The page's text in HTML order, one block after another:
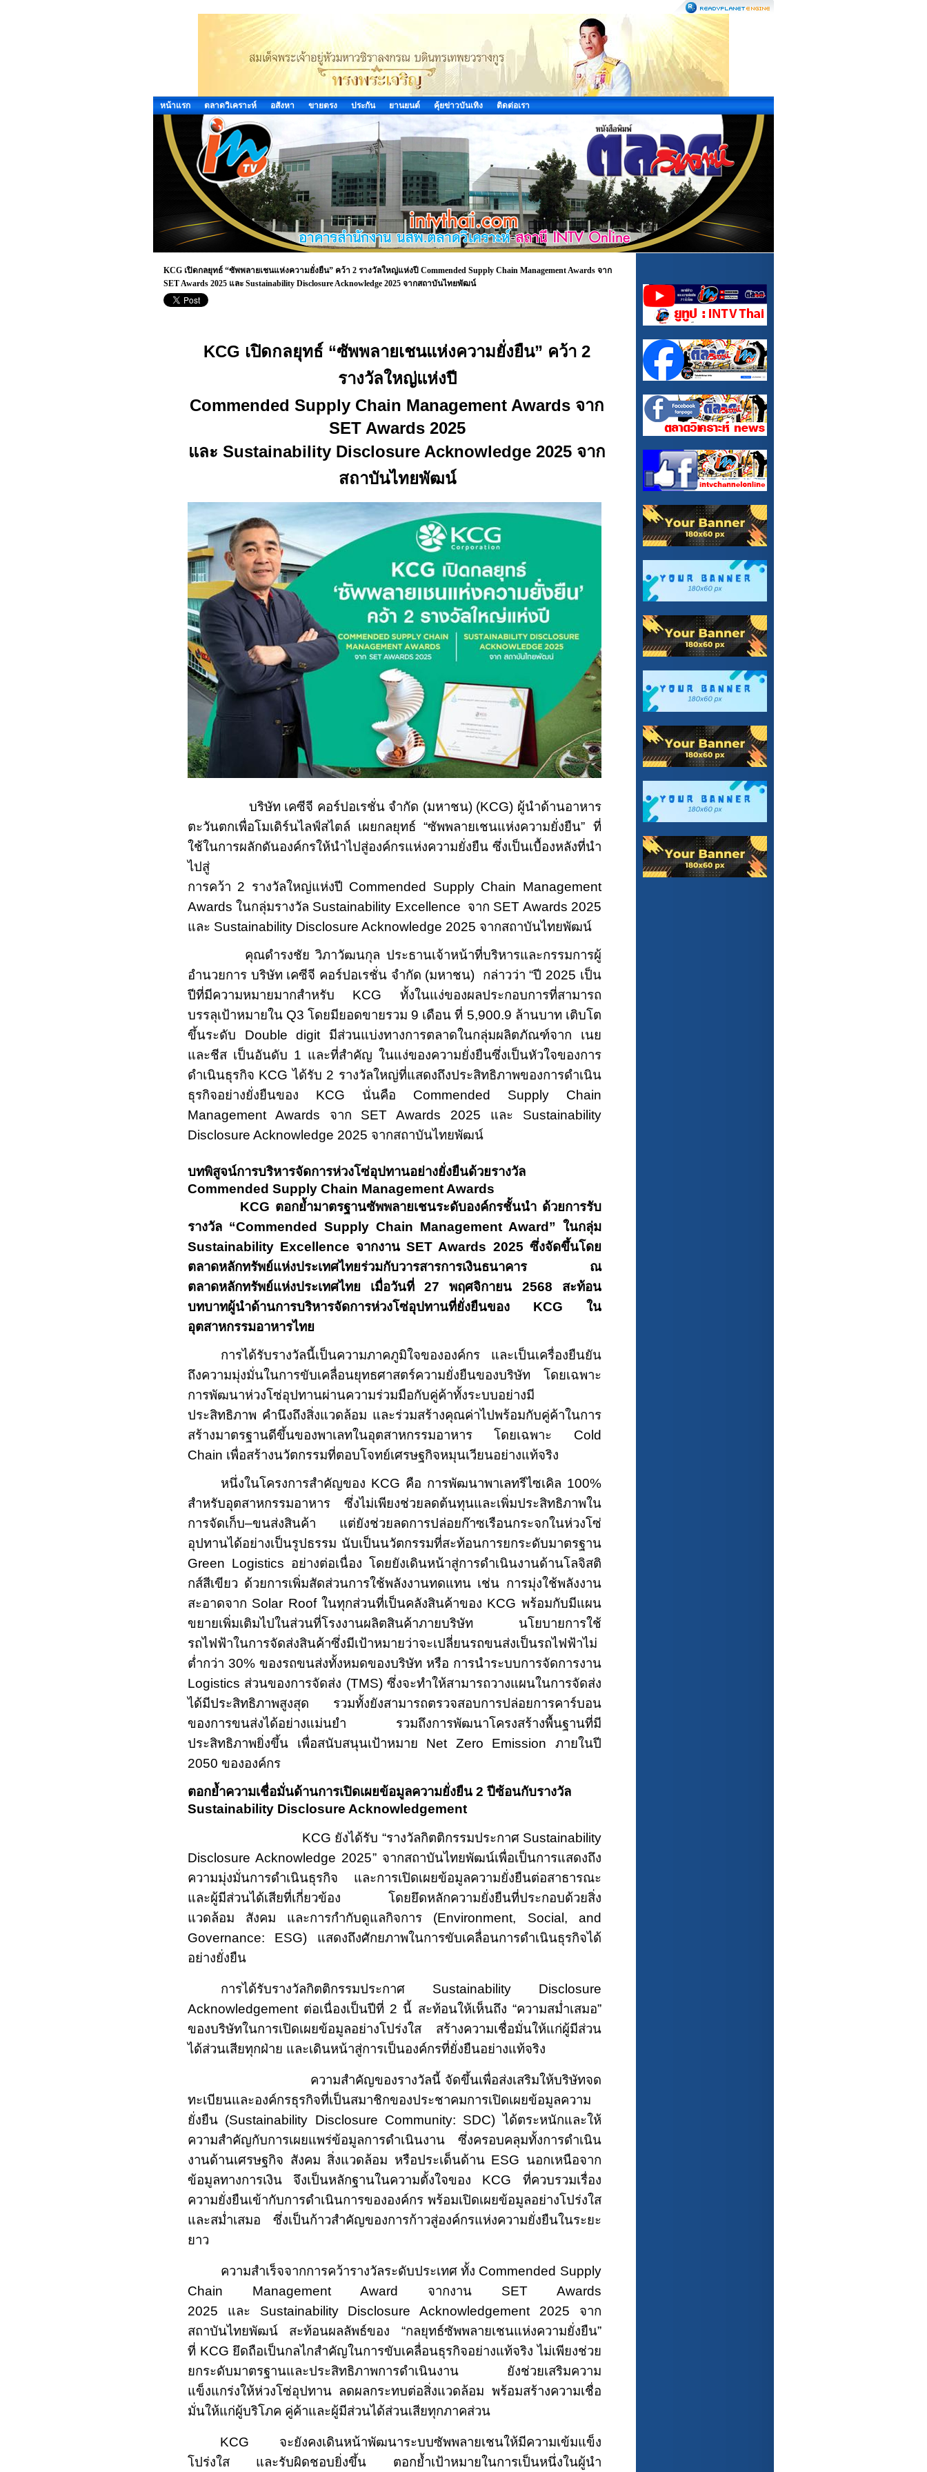
หน้าแรก ตลาดวิเคราะห์ อสังหา ขายตรง ประกัน ยานยนต์ คุ้ยข่าวบันเทิง ติดต่อเรา
KCG เปิดกลยุทธ์ “ซัพพลายเชนแห่งความยั่งยืน” คว้า 2 รางวัลใหญ่แห่งปี Commended Supply Chain Management Awards จาก
SET Awards 2025 และ Sustainability Disclosure Acknowledge 2025 จากสถาบันไทยพัฒน์
KCG เปิดกลยุทธ์ “ซัพพลายเชนแห่งความยั่งยืน” คว้า 2
รางวัลใหญ่แห่งปี
Commended Supply Chain Management Awards จาก
SET Awards2025
และ Sustainability Disclosure Acknowledge 2025 จาก
สถาบันไทยพัฒน์
บริษัท เคซีจี คอร์ปอเรชั่น จำกัด (มหาชน) (KCG) ผู้นำด้านอาหาร
ตะวันตกเพื่อโมเดิร์นไลฟ์สไตล์ เผยกลยุทธ์ “ซัพพลายเชนแห่งความยั่งยืน” ที่
ใช้ในการผลักดันองค์กรให้นำไปสู่องค์กรแห่งความยั่งยืน ซึ่งเป็นเบื้องหลังที่นำ
ไปสู่
การคว้า 2 รางวัลใหญ่แห่งปี Commended
Supply Chain Management
Awards ในกลุ่มรางวัล Sustainability Excellence จาก SET Awards 2025
และ Sustainability Disclosure Acknowledge 2025 จากสถาบันไทยพัฒน์
คุณดำรงชัย วิภาวัฒนกุล ประธานเจ้าหน้าที่บริหารและกรรมการผู้
อำนวยการ บริษัท เคซีจี คอร์ปอเรชั่น จำกัด (มหาชน) กล่าวว่า “ปี 2025 เป็น
ปีที่มีความหมายมากสำหรับ KCG ทั้งในแง่ของผลประกอบการที่สามารถ
บรรลุเป้าหมายใน Q3โดยมียอดขายรวม 9 เดือน ที่ 5,900.9 ล้านบาท เติบโต
ขึ้นระดับ Double digit มีส่วนแบ่งทางการตลาดในกลุ่มผลิตภัณฑ์จาก เนย
และชีส เป็นอันดับ 1 และที่สำคัญ ในแง่ของความยั่งยืนซึ่งเป็นหัวใจของการ
ดำเนินธุรกิจ KCGได้รับ 2 รางวัลใหญ่ที่แสดงถึงประสิทธิภาพของการดำเนิน
ธุรกิจอย่างยั่งยืนของ KCG นั่นคือ Commended
Supply Chain
Management Awards จาก SET Awards 2025 และ Sustainability
Disclosure Acknowledge 2025 จากสถาบันไทยพัฒน์
บทพิสูจน์การบริหารจัดการห่วงโซ่อุปทานอย่างยั่งยืนด้วยรางวัล
Commended Supply Chain Management Awards
KCG ตอกย้ำมาตรฐานซัพพลายเชนระดับองค์กรชั้นนำ ด้วยการรับ
รางวัล “Commended Supply Chain Management Award” ในกลุ่ม
Sustainability Excellence จากงาน SET Awards 2025 ซึ่งจัดขึ้นโดย
ตลาดหลักทรัพย์แห่งประเทศไทยร่วมกับวารสารการเงินธนาคาร ณ
ตลาดหลักทรัพย์แห่งประเทศไทย เมื่อวันที่27พฤศจิกายน 2568 สะท้อน
บทบาทผู้นำด้านการบริหารจัดการห่วงโซ่อุปทานที่ยั่งยืนของ KCG ใน
อุตสาหกรรมอาหารไทย
การได้รับรางวัลนี้เป็นความภาคภูมิใจขององค์กร และเป็นเครื่องยืนยัน
ถึงความมุ่งมั่นในการขับเคลื่อนยุทธศาสตร์ความยั่งยืนของบริษัท โดยเฉพาะ
การพัฒนาห่วงโซ่อุปทานผ่านความร่วมมือกับคู่ค้าทั้งระบบอย่างมี
ประสิทธิภาพ คำนึงถึงสิ่งแวดล้อม และร่วมสร้างคุณค่าไปพร้อมกับคู่ค้าในการ
สร้างมาตรฐานดีขึ้นของพาเลทในอุตสาหกรรมอาหาร โดยเฉพาะ Cold
Chain เพื่อสร้างนวัตกรรมที่ตอบโจทย์เศรษฐกิจหมุนเวียนอย่างแท้จริง
หนึ่งในโครงการสำคัญของ KCG คือ การพัฒนาพาเลทรีไซเคิล 100%
สำหรับอุตสาหกรรมอาหาร ซึ่งไม่เพียงช่วยลดต้นทุนและเพิ่มประสิทธิภาพใน
การจัดเก็บ–ขนส่งสินค้า แต่ยังช่วยลดการปล่อยก๊าซเรือนกระจกในห่วงโซ่
อุปทานได้อย่างเป็นรูปธรรม นับเป็นนวัตกรรมที่สะท้อนการยกระดับมาตรฐาน
Green Logistics อย่างต่อเนื่อง โดยยังเดินหน้าสู่การดำเนินงานด้านโลจิสติ
กส์สีเขียว ด้วยการเพิ่มสัดส่วนการใช้พลังงานทดแทน เช่น การมุ่งใช้พลังงาน
สะอาดจาก Solar Roofในทุกส่วนที่เป็นคลังสินค้าของ KCG พร้อมกับมีแผน
ขยายเพิ่มเติมไปในส่วนที่โรงงานผลิตสินค้าภายบริษัท นโยบายการใช้
รถไฟฟ้าในการจัดส่งสินค้าซึ่งมีเป้าหมายว่าจะเปลี่ยนรถขนส่งเป็นรถไฟฟ้าไม่
ต่ำกว่า 30% ของรถขนส่งทั้งหมดของบริษัท หรือ การนำระบบการจัดการงาน
Logistics ส่วนของการจัดส่ง (TMS)ซึ่งจะทำให้สามารถวางแผนในการจัดส่ง
ได้มีประสิทธิภาพสูงสุด รวมทั้งยังสามารถตรวจสอบการปล่อยการคาร์บอน
ของการขนส่งได้อย่างแม่นยำ รวมถึงการพัฒนาโครงสร้างพื้นฐานที่มี
ประสิทธิภาพยิ่งขึ้น เพื่อสนับสนุนเป้าหมาย Net Zero Emission ภายในปี
2050 ขององค์กร
ตอกย้ำความเชื่อมั่นด้านการเปิดเผยข้อมูลความยั่งยืน 2ปีซ้อนกับรางวัล
Sustainability Disclosure Acknowledgement
KCG ยังได้รับ “รางวัลกิตติกรรมประกาศ Sustainability
Disclosure Acknowledge 2025” จากสถาบันไทยพัฒน์เพื่อเป็นการแสดงถึง
ความมุ่งมั่นการดำเนินธุรกิจ และการเปิดเผยข้อมูลความยั่งยืนต่อสาธารณะ
และผู้มีส่วนได้เสียที่เกี่ยวข้อง โดยยึดหลักความยั่งยืนที่ประกอบด้วยสิ่ง
แวดล้อม สังคม และการกำกับดูแลกิจการ (Environment, Social, and
Governance: ESG) แสดงถึงศักยภาพในการขับเคลื่อนการดำเนินธุรกิจได้
อย่างยั่งยืน
การได้รับรางวัลกิตติกรรมประกาศ Sustainability Disclosure
Acknowledgement ต่อเนื่องเป็นปีที่ 2 นี้ สะท้อนให้เห็นถึง “ความสม่ำเสมอ”
ของบริษัทในการเปิดเผยข้อมูลอย่างโปร่งใส สร้างความเชื่อมั่นให้แก่ผู้มีส่วน
ได้ส่วนเสียทุกฝ่าย และเดินหน้าสู่การเป็นองค์กรที่ยั่งยืนอย่างแท้จริง
ความสำคัญของรางวัลนี้ จัดขึ้นเพื่อส่งเสริมให้บริษัทจด
ทะเบียนและองค์กรธุรกิจที่เป็นสมาชิกของประชาคมการเปิดเผยข้อมูลความ
ยั่งยืน (Sustainability Disclosure Community: SDC)ได้ตระหนักและให้
ความสำคัญกับการเผยแพร่ข้อมูลการดำเนินงาน ซึ่งครอบคลุมทั้งการดำเนิน
งานด้านเศรษฐกิจ สังคม สิ่งแวดล้อม หรือประเด็นด้าน ESG นอกเหนือจาก
ข้อมูลทางการเงิน จึงเป็นหลักฐานในความตั้งใจของ KCG ที่ควบรวมเรื่อง
ความยั่งยืนเข้ากับการดำเนินการขององค์กร พร้อมเปิดเผยข้อมูลอย่างโปร่งใส
และสม่ำเสมอ ซึ่งเป็นก้าวสำคัญของการก้าวสู่องค์กรแห่งความยั่งยืนในระยะ
ยาว
ความสำเร็จจากการคว้ารางวัลระดับประเทศ ทั้ง Commended Supply
Chain Management Award จากงานSET Awards
2025 และ Sustainability Disclosure Acknowledgement 2025 จาก
สถาบันไทยพัฒน์ สะท้อนผลลัพธ์ของ “กลยุทธ์ซัพพลายเชนแห่งความยั่งยืน”
ที่ KCG ยึดถือเป็นกลไกสำคัญในการขับเคลื่อนธุรกิจอย่างแท้จริง ไม่เพียงช่วย
ยกระดับมาตรฐานและประสิทธิภาพการดำเนินงาน ยังช่วยเสริมความ
แข็งแกร่งให้ห่วงโซ่อุปทาน ลดผลกระทบต่อสิ่งแวดล้อม พร้อมสร้างความเชื่อ
มั่นให้แก่ผู้บริโภค คู่ค้าและผู้มีส่วนได้ส่วนเสียทุกภาคส่วน
KCG จะยังคงเดินหน้าพัฒนาระบบซัพพลายเชนให้มีความเข้มแข็ง
โปร่งใส และรับผิดชอบยิ่งขึ้น ตอกย้ำเป้าหมายในการเป็นหนึ่งในผู้นำ